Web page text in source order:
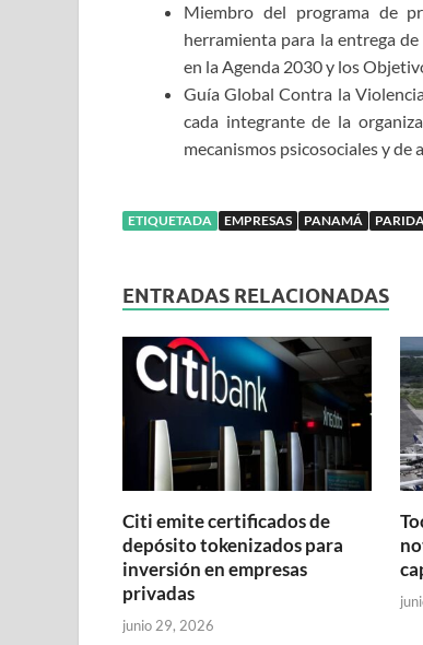
Miembro del programa de
herramienta para la entrega
en la Agenda 2030 y los
Guía Global Contra la
cada integrante de la
mecanismos psicosociales y de
ETIQUETADA EMPRESAS PANAMÁ
ENTRADAS RELACIONADAS
Citi emite certificados de
depósito tokenizados para
inversión en empresas
privadas
junio 29, 2026